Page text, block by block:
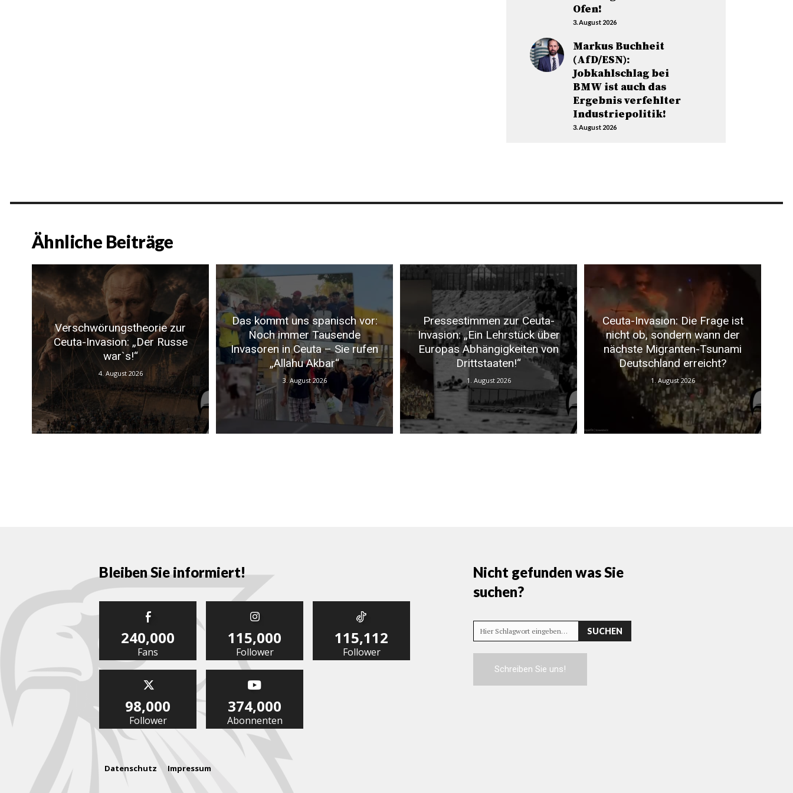
Ofen!
3. August 2026
Markus Buchheit
(AfD/ESN):
Jobkahlschlag bei
BMW ist auch das
Ergebnis verfehlter
Industriepolitik!
3. August 2026
Ähnliche Beiträge
Verschwörungstheorie zur
Ceuta-Invasion: „Der Russe
war`s!“
4. August 2026
Das kommt uns spanisch vor:
Noch immer Tausende
Invasoren in Ceuta – Sie rufen
„Allahu Akbar“
3. August 2026
Pressestimmen zur Ceuta-
Invasion: „Ein Lehrstück über
Europas Abhängigkeiten von
Drittstaaten!“
1. August 2026
Ceuta-Invasion: Die Frage ist
nicht ob, sondern wann der
nächste Migranten-Tsunami
Deutschland erreicht?
1. August 2026
Bleiben Sie informiert!
240,000
Fans
115,000
Follower
115,112
Follower
98,000
Follower
374,000
Abonnenten
Nicht gefunden was Sie
suchen?
Hier Schlagwort eingeben… SUCHEN
Schreiben Sie uns!
Datenschutz Impressum